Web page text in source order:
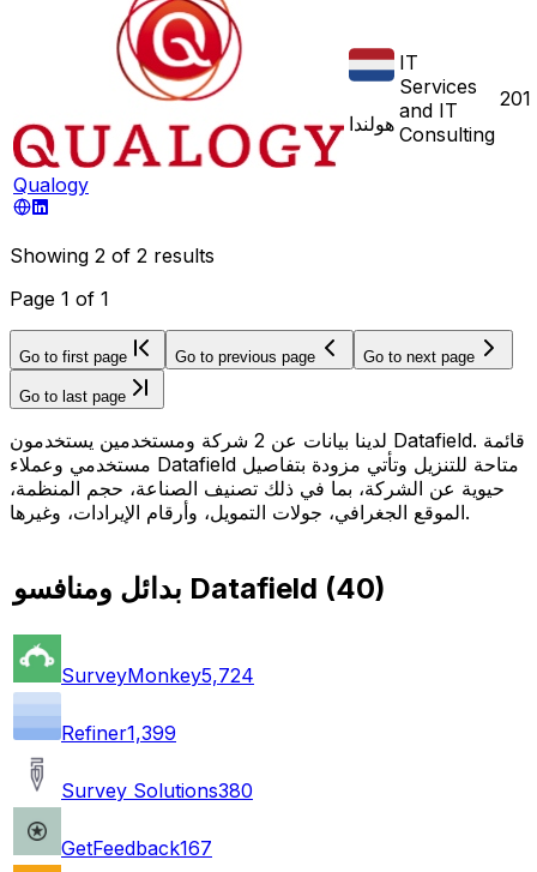
Qualogy
هولندا
IT
Services
and IT
Consulting
201
Showing 2 of 2 results
Page 1 of 1
Go to first page Go to previous page Go to next page
Go to last page
لدينا بيانات عن 2 شركة ومستخدمين يستخدمون Datafield. قائمة
مستخدمي وعملاء Datafield متاحة للتنزيل وتأتي مزودة بتفاصيل
حيوية عن الشركة، بما في ذلك تصنيف الصناعة، حجم المنظمة،
الموقع الجغرافي، جولات التمويل، وأرقام الإيرادات، وغيرها.
بدائل ومنافسو Datafield (40)
SurveyMonkey5,724
Refiner1,399
Survey Solutions380
GetFeedback167